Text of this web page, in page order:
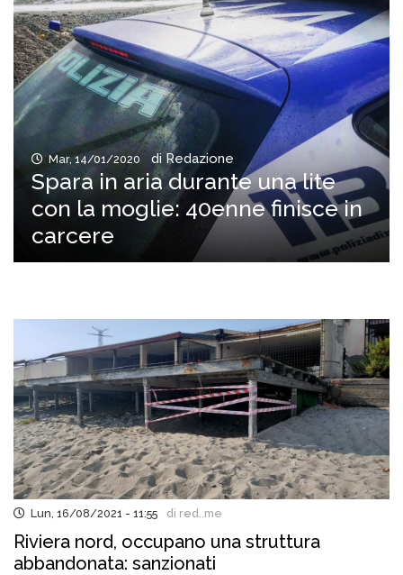
Mar, 14/01/2020 di Redazione
Spara in aria durante una lite
con la moglie: 40enne finisce in
carcere
Lun, 16/08/2021 - 11:55 di red..me
Riviera nord, occupano una struttura
abbandonata: sanzionati